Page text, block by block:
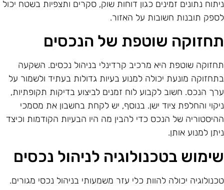
נתונים זמינים כגון דוחות שוק, סקרים ותצפיות בשטח יכול
תובנות חשובות על האזור.
שוטפת של הנכסים
שוטפת היא מרכיב קרדינלי בניהול נכסים. השקעה
מונעת יכולה למנוע בעיות גדולות בעתיד ולשמור על
הנכס. חשוב לקבוע לוח זמנים לביצוע בדיקות תקופתיות,
והחלפת ציוד ישן. בנוסף, יש לקחת בחשבון את מסמכי
של הנכס כדי להבין מה היו הבעיות הקודמות וכיצד
למנוע אותן.
בטכנולוגיה לניהול נכסים
יכולה להוות כלי עזר משמעותי בניהול נכסי מגורים.